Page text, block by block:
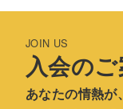
JOIN US
入会の
あなたの情熱が